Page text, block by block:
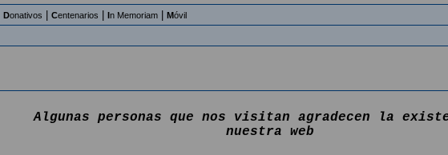
Donativos Centenarios In Memoriam Móvil
Algunas personas que nos visitan agradecen la
nuestra web